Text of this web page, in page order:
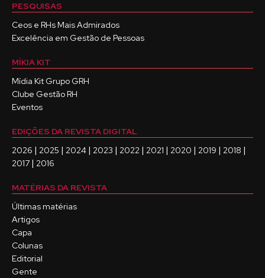
PESQUISAS
Ceos e RHs Mais Admirados
Excelência em Gestão de Pessoas
MÍKIA KIT
Mídia Kit Grupo GRH
Clube Gestão RH
Eventos
EDIÇÕES DA REVISTA DIGITAL
2026 | 2025 | 2024 | 2023 | 2022 | 2021 | 2020 | 2019 | 2018 |
2017 | 2016
MATÉRIAS DA REVISTA
Últimas matérias
Artigos
Capa
Colunas
Editorial
Gente